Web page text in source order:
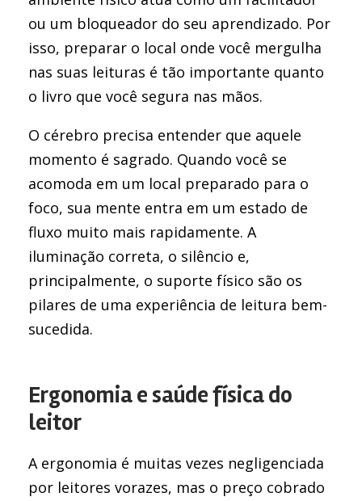
ou um bloqueador do seu aprendizado. Por
isso, preparar o local onde você mergulha
nas suas leituras é tão importante quanto
o livro que você segura nas mãos.
O cérebro precisa entender que aquele
momento é sagrado. Quando você se
acomoda em um local preparado para o
foco, sua mente entra em um estado de
fluxo muito mais rapidamente. A
iluminação correta, o silêncio e,
principalmente, o suporte físico são os
pilares de uma experiência de leitura bem-
sucedida.
Ergonomia e saúde física do
leitor
A ergonomia é muitas vezes negligenciada
por leitores vorazes, mas o preço cobrado